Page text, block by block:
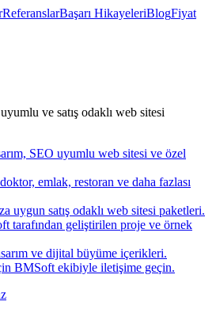
ReferanslarBaşarı HikayeleriBlogFiyat
ve satış odaklı web sitesi
SEO uyumlu web sitesi ve özel
emlak, restoran ve daha fazlası
uygun satış odaklı web sitesi paketleri.
tarafından geliştirilen proje ve örnek
ve dijital büyüme içerikleri.
BMSoft ekibiyle iletişime geçin.